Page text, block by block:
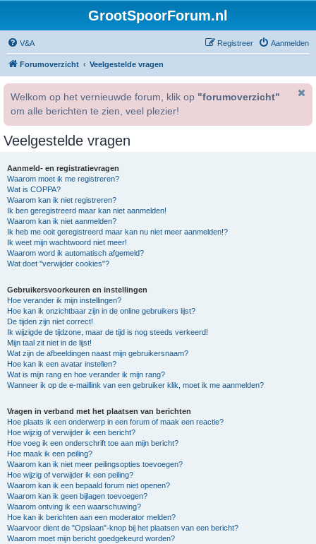
GrootSpoorForum.nl
V&A Aanmelden
Registreer
Forumoverzicht Veelgestelde vragen
Welkom op het vernieuwde forum, klik op "forumoverzicht"
om alle berichten te zien, veel plezier!
Veelgestelde vragen
Aanmeld- en registratievragen
Waarom moet ik me registreren?
Wat is COPPA?
Waarom kan ik niet registreren?
Ik ben geregistreerd maar kan niet aanmelden!
Waarom kan ik niet aanmelden?
Ik heb me ooit geregistreerd maar kan nu niet meer aanmelden!?
Ik weet mijn wachtwoord niet meer!
Waarom word ik automatisch afgemeld?
Wat doet "verwijder cookies"?
Gebruikersvoorkeuren en instellingen
Hoe verander ik mijn instellingen?
Hoe kan ik onzichtbaar zijn in de online gebruikers lijst?
De tijden zijn niet correct!
Ik wijzigde de tijdzone, maar de tijd is nog steeds verkeerd!
Mijn taal zit niet in de lijst!
Wat zijn de afbeeldingen naast mijn gebruikersnaam?
Hoe kan ik een avatar instellen?
Wat is mijn rang en hoe verander ik mijn rang?
Wanneer ik op de e-maillink van een gebruiker klik, moet ik me aanmelden?
Vragen in verband met het plaatsen van berichten
Hoe plaats ik een onderwerp in een forum of maak een reactie?
Hoe wijzig of verwijder ik een bericht?
Hoe voeg ik een onderschrift toe aan mijn bericht?
Hoe maak ik een peiling?
Waarom kan ik niet meer peilingsopties toevoegen?
Hoe wijzig of verwijder ik een peiling?
Waarom kan ik een bepaald forum niet openen?
Waarom kan ik geen bijlagen toevoegen?
Waarom ontving ik een waarschuwing?
Hoe kan ik berichten aan een moderator melden?
Waarvoor dient de "Opslaan"-knop bij het plaatsen van een bericht?
Waarom moet mijn bericht goedgekeurd worden?